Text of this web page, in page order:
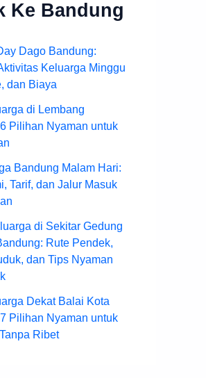
Ke Bandung
Dago Bandung:
Keluarga Minggu
dan Biaya
di Lembang
Pilihan Nyaman untuk
Bandung Malam Hari:
Tarif, dan Jalur Masuk
di Sekitar Gedung
Rute Pendek,
dan Tips Nyaman
Dekat Balai Kota
Pilihan Nyaman untuk
Ribet